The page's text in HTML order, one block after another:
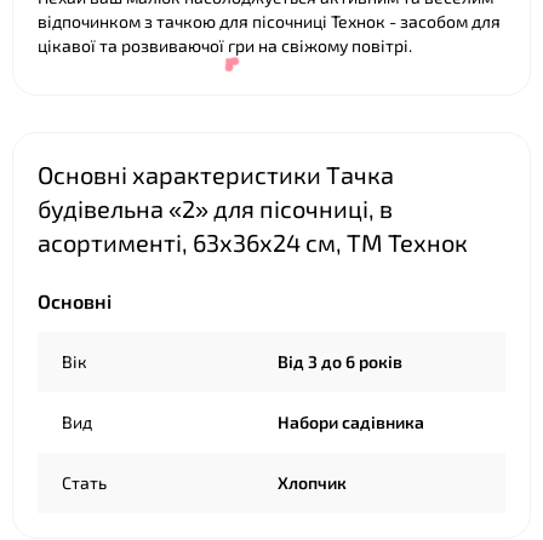
відпочинком з тачкою для пісочниці Технок - засобом для
цікавої та розвиваючої гри на свіжому повітрі.
Основні характеристики Тачка
будівельна «2» для пісочниці, в
асортименті, 63х36х24 см, ТМ Технок
Основні
Вік Від 3 до 6 років
Вид Набори садівника
Стать Хлопчик